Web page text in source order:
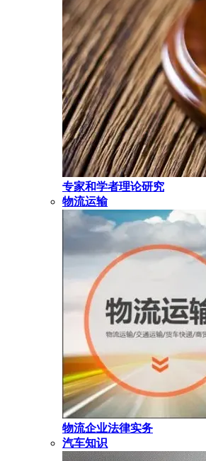
专家和学者理论研究
物流运输
物流企业法律实务
汽车知识